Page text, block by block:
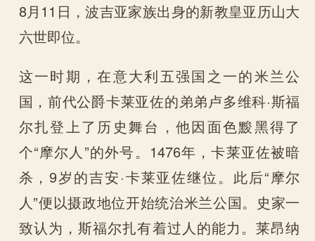
8月11日，波吉亚家族出身的新教皇亚历山大
六世即位。
这一时期，在意大利五强国之一的米兰公
国，前代公爵卡莱亚佐的弟弟卢多维科·斯福
尔扎登上了历史舞台，他因面色黢黑得了
个“摩尔人”的外号。1476年，卡莱亚佐被暗
杀，9岁的吉安·卡莱亚佐继位。此后“摩尔
人”便以摄政地位开始统治米兰公国。史家一
致认为，斯福尔扎有着过人的能力。莱昂纳